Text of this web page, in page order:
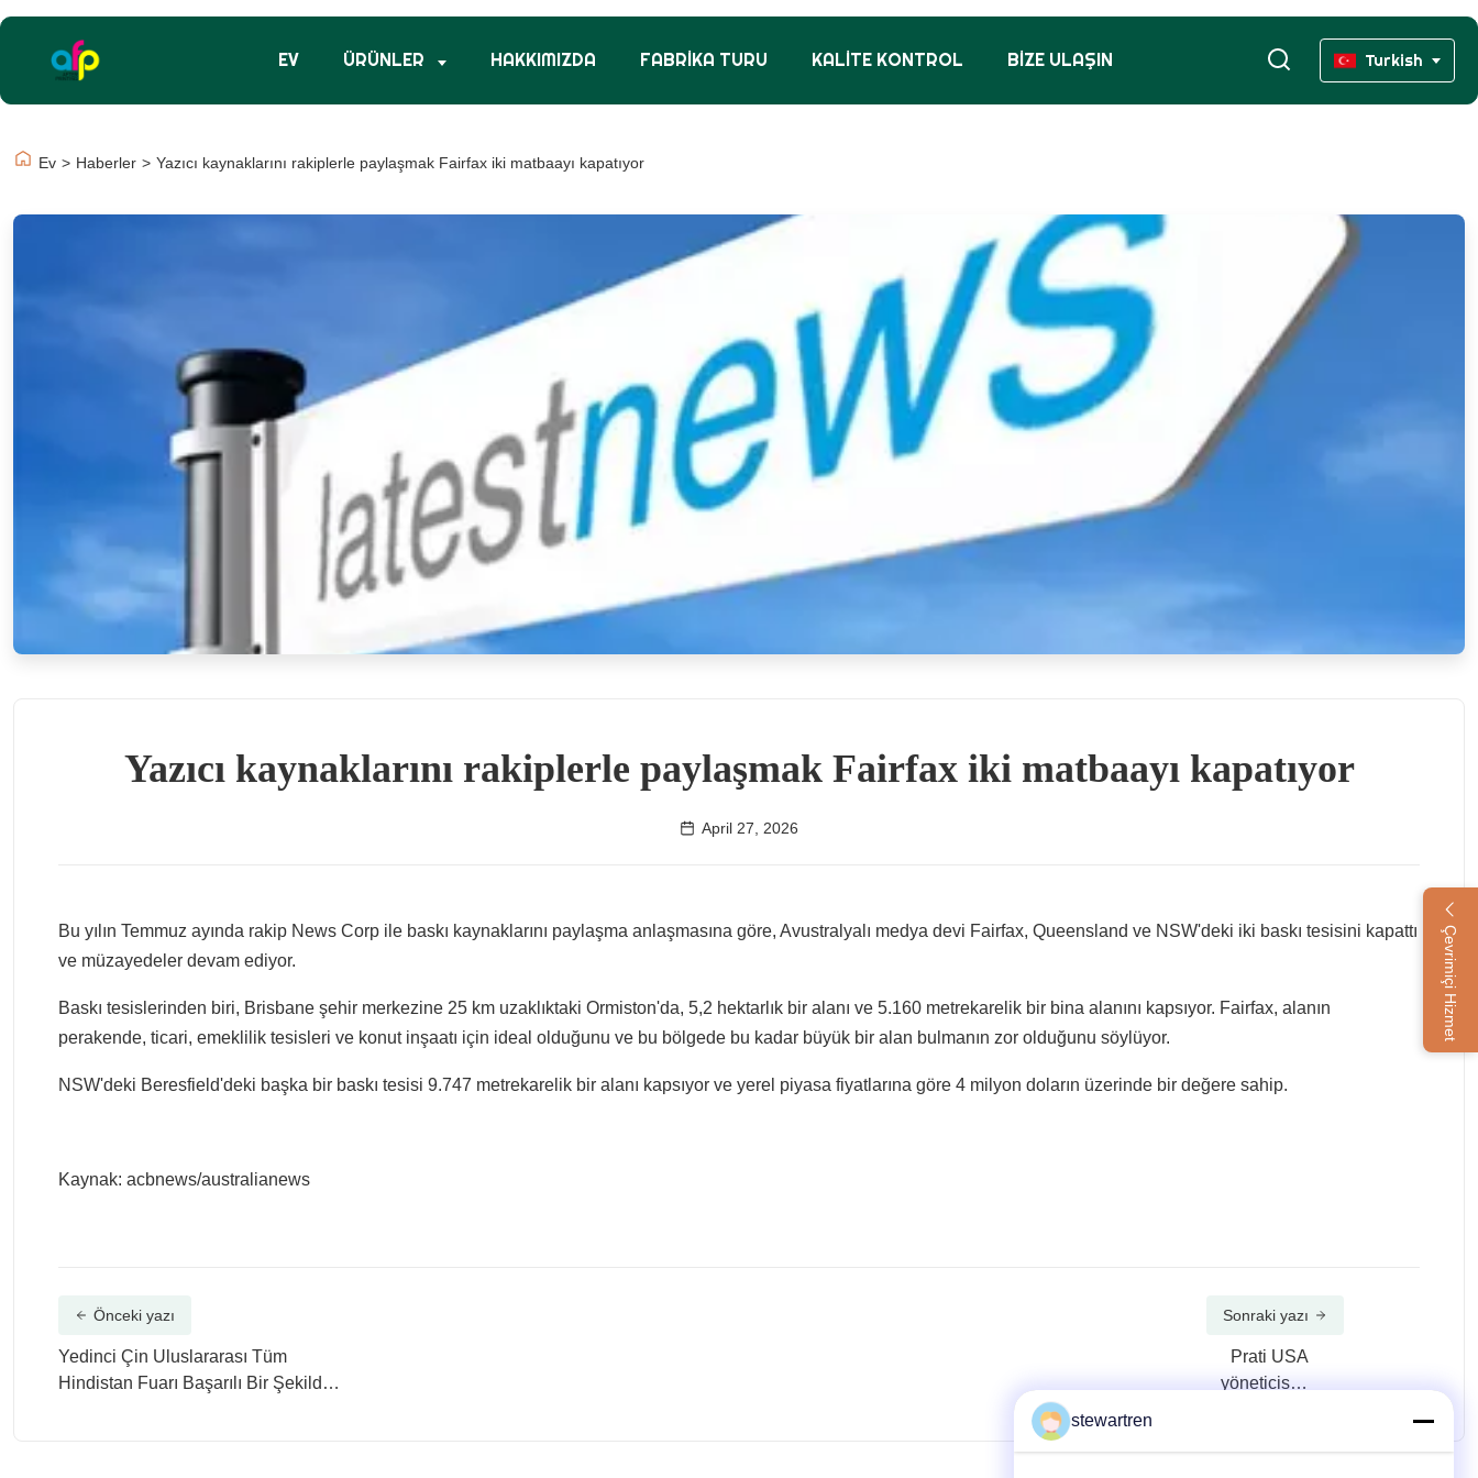
EV ÜRÜNLER HAKKIMIZDA FABRIKA TURU KALITE KONTROL BIZE ULAŞIN Turkish
Çevrimiçi Hizmet
Ev > Haberler > Yazıcı kaynaklarını rakiplerle paylaşmak Fairfax iki matbaayı kapatıyor
Yazıcı kaynaklarını rakiplerle paylaşmak Fairfax iki matbaayı kapatıyor
April 27, 2026
Bu yılın Temmuz ayında rakip News Corp ile baskı kaynaklarını paylaşma anlaşmasına göre, Avustralyalı medya devi Fairfax, Queensland ve NSW'deki iki baskı tesisini kapattı
ve müzayedeler devam ediyor.
Baskı tesislerinden biri, Brisbane şehir merkezine 25 km uzaklıktaki Ormiston'da, 5,2 hektarlık bir alanı ve 5.160 metrekarelik bir bina alanını kapsıyor. Fairfax, alanın
perakende, ticari, emeklilik tesisleri ve konut inşaatı için ideal olduğunu ve bu bölgede bu kadar büyük bir alan bulmanın zor olduğunu söylüyor.
NSW'deki Beresfield'deki başka bir baskı tesisi 9.747 metrekarelik bir alanı kapsıyor ve yerel piyasa fiyatlarına göre 4 milyon doların üzerinde bir değere sahip.
Kaynak: acbnews/australianews
Önceki yazı
Yedinci Çin Uluslararası Tüm
Hindistan Fuarı Başarılı Bir Şekilde
Sonraki yazı
Prati USA
yöneticisini
stewartren